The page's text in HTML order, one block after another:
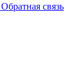
Обратная связь